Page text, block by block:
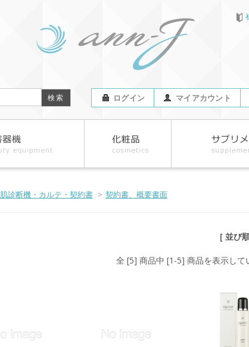
ログイン マイアカウント
肌診断機・カルテ・契約書 > 契約書、概要書面
[ 並び
全 [5] 商品中 [1-5] 商品を表示して